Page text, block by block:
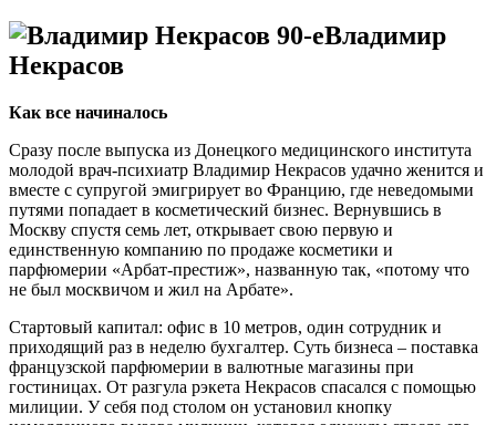
Владимир
Некрасов
Как все начиналось
Сразу после выпуска из Донецкого медицинского института
молодой врач-психиатр Владимир Некрасов удачно женится и
вместе с супругой эмигрирует во Францию, где неведомыми
путями попадает в косметический бизнес. Вернувшись в
Москву спустя семь лет, открывает свою первую и
единственную компанию по продаже косметики и
парфюмерии «Арбат-престиж», названную так, «потому что
не был москвичом и жил на Арбате».
Стартовый капитал: офис в 10 метров, один сотрудник и
приходящий раз в неделю бухгалтер. Суть бизнеса – поставка
французской парфюмерии в валютные магазины при
гостиницах. От разгула рэкета Некрасов спасался с помощью
милиции. У себя под столом он установил кнопку